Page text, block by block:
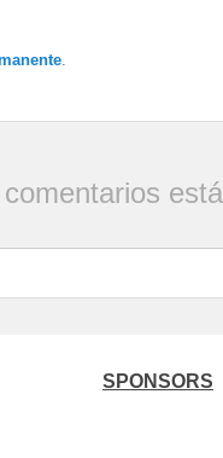
.
SPONSORS